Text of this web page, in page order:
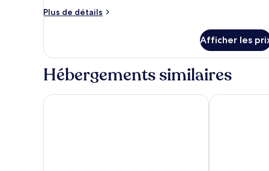
Plus de détails
Plus
Chambre
Afficher les
Hébergements similaires
Warmthotel Holiday Inn